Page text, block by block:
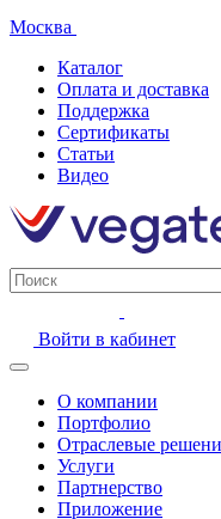
Москва
Каталог
Оплата и доставка
Поддержка
Сертификаты
Статьи
Видео
Войти в кабинет
О компании
Портфолио
Отраслевые
Услуги
Партнерство
Приложение